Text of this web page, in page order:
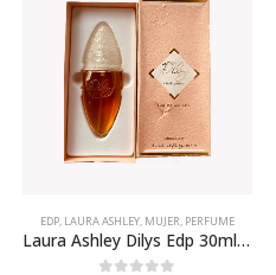
EDT, JEAN COUTURIER,MUJER,PERFUME
Jean Couturier Keora Edt 100ml Para Mujer